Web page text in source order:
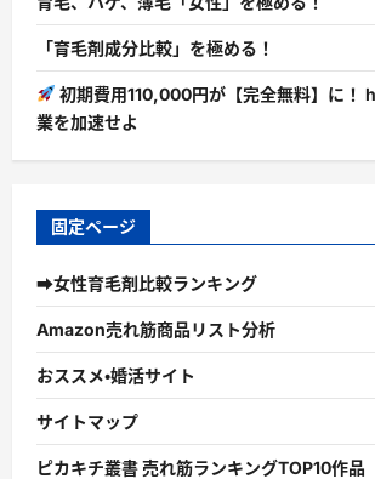
「育毛剤成分比較」を極める！
初期費用110,000円が【完全無料】に！
業を加速せよ
固定ページ
➡女性育毛剤比較ランキング
Amazon売れ筋商品リスト分析
おススメ・婚活サイト
サイトマップ
ピカキチ叢書 売れ筋ランキングTOP10作品